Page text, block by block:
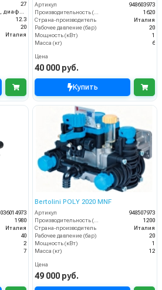
27
12.3
20
Италия
Артикул
948603973
1620
Страна-производитель
Италия
Рабочее давление (бар)
20
Мощность (кВт)
1
Масса (кг)
6
Цена
40 000 руб.
Купить
036014973
1980
Италия
40
2
7
Bertolini POLY 2020 MNF
Артикул
948507973
Производительность (л/ч)
1200
Страна-производитель
Италия
Рабочее давление (бар)
20
Мощность (кВт)
1
Масса (кг)
12
Цена
49 000 руб.